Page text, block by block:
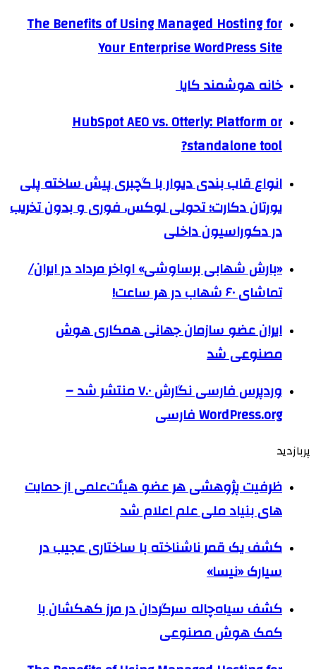
The Benefits of Using Managed Hosting for
Your Enterprise WordPress Site
خانه هوشمند کایا
HubSpot AEO vs. Otterly: Platform or
standalone tool?
انواع قاب بندی دیوار با گچبری پیش ساخته پلی
یورتان دکارت؛ تحولی لوکس، فوری و بدون تخریب
در دکوراسیون داخلی
«بارش شهابی برساوشی» اواخر مرداد در ایران/
تماشای ۶۰ شهاب در هر ساعت!
ایران عضو سازمان جهانی همکاری هوش
مصنوعی شد
وردپرس فارسی نگارش ۷.۰ منتشر شد –
WordPress.org فارسی
پربازدید
ظرفیت پژوهشی هر عضو هیئت‌علمی از حمایت
های بنیاد ملی علم اعلام شد
کشف یک قمر ناشناخته با ساختاری عجیب در
سیارک «نیسا»
کشف سیاه‌چاله سرگردان در مرز کهکشان با
کمک هوش مصنوعی